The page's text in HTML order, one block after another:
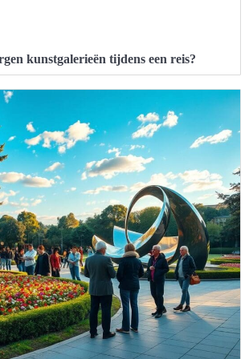
kunstgalerieën tijdens een reis?